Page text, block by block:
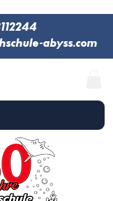
abyss.com